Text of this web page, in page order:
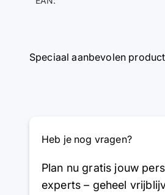
Speciaal aanbevolen
Heb je nog vragen?
Plan nu gratis jouw
experts – geheel